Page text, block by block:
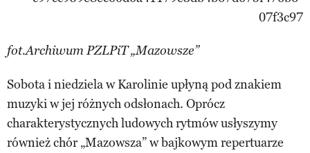
fot.Archiwum PZLPiT „Mazowsze”
Sobota i niedziela w Karolinie upłyną pod znakiem
muzyki w jej różnych odsłonach. Oprócz
charakterystycznych ludowych rytmów usłyszymy
również chór „Mazowsza” w bajkowym repertuarze